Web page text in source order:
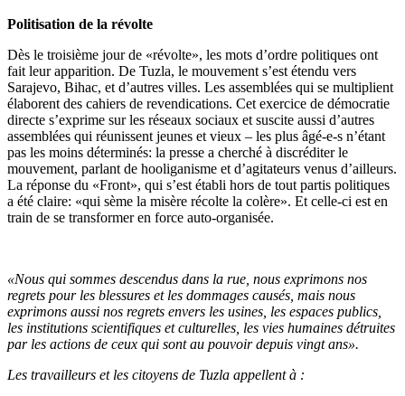
Politisation de la révolte
Dès le troisième jour de «révolte», les mots d’ordre politiques ont
fait leur apparition. De Tuzla, le mouvement s’est étendu vers
Sarajevo, Bihac, et d’autres villes. Les assemblées qui se multiplient
élaborent des cahiers de revendications. Cet exercice de démocratie
directe s’exprime sur les réseaux sociaux et suscite aussi d’autres
assemblées qui réunissent jeunes et vieux – les plus âgé-e-s n’étant
pas les moins déterminés: la presse a cherché à discréditer le
mouvement, parlant de hooliganisme et d’agitateurs venus d’ailleurs.
La réponse du «Front», qui s’est établi hors de tout partis politiques
a été claire: «qui sème la misère récolte la colère». Et celle-ci est en
train de se transformer en force auto-organisée.
«Nous qui sommes descendus dans la rue, nous exprimons nos
regrets pour les blessures et les dommages causés, mais nous
exprimons aussi nos regrets envers les usines, les espaces publics,
les institutions scientifiques et culturelles, les vies humaines détruites
par les actions de ceux qui sont au pouvoir depuis vingt ans».
Les travailleurs et les citoyens de Tuzla appellent à :